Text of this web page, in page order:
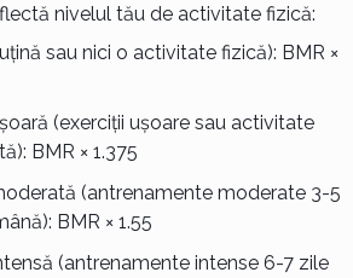
nivelul tău de activitate fizică:
sau nici o activitate fizică): BMR ×
(exerciții ușoare sau activitate
BMR × 1.375
(antrenamente moderate 3-5
BMR × 1.55
(antrenamente intense 6-7 zile